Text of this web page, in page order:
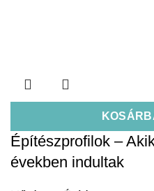
Építészprofilok –
években indultak